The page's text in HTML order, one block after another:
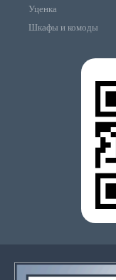
Уценка
Шкафы и комоды